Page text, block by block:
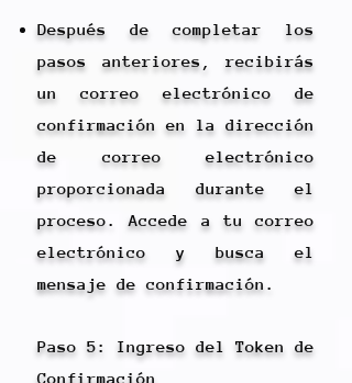
Después de completar los
pasos anteriores, recibirás
un correo electrónico de
confirmación en la dirección
de correo electrónico
proporcionada durante el
proceso. Accede a tu correo
electrónico y busca el
mensaje de confirmación.
Paso 5: Ingreso del Token de
Confirmación